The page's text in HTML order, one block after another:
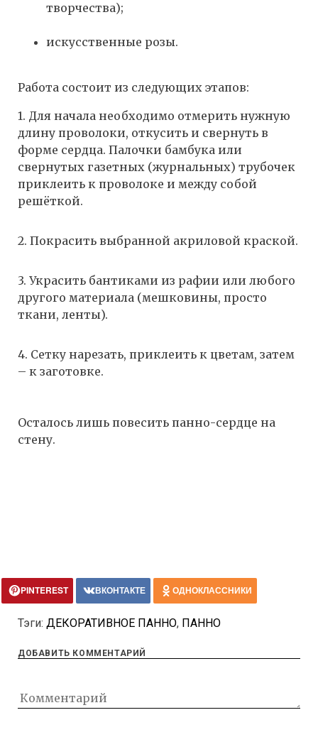
творчества);
искусственные розы.
Работа состоит из следующих этапов:
1. Для начала необходимо отмерить нужную
длину проволоки, откусить и свернуть в
форме сердца. Палочки бамбука или
свернутых газетных (журнальных) трубочек
приклеить к проволоке и между собой
решёткой.
2. Покрасить выбранной акриловой краской.
3. Украсить бантиками из рафии или любого
другого материала (мешковины, просто
ткани, ленты).
4. Сетку нарезать, приклеить к цветам, затем
– к заготовке.
Осталось лишь повесить панно-сердце на
стену.
PINTEREST ВКОНТАКТЕ ОДНОКЛАССНИКИ
Тэги: ДЕКОРАТИВНОЕ ПАННО, ПАННО
ДОБАВИТЬ КОММЕНТАРИЙ